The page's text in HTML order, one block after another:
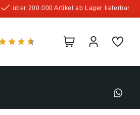
über 200.000 Artikel ab Lager lieferbar